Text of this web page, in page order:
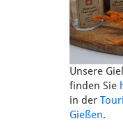
Unsere
finden Sie
in der
Gießen.